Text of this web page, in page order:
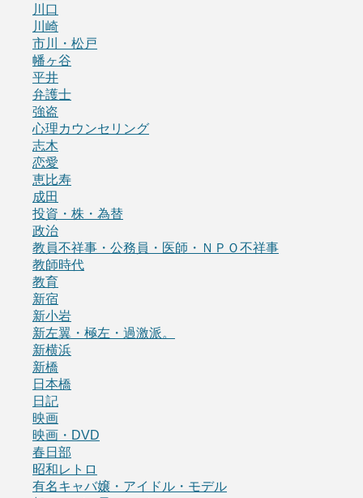
川口
川崎
市川・松戸
幡ヶ谷
平井
弁護士
強盗
心理カウンセリング
志木
恋愛
恵比寿
成田
投資・株・為替
政治
教員不祥事・公務員・医師・ＮＰＯ不祥事
教師時代
教育
新宿
新小岩
新左翼・極左・過激派。
新横浜
新橋
日本橋
日記
映画
映画・DVD
春日部
昭和レトロ
有名キャバ嬢・アイドル・モデル